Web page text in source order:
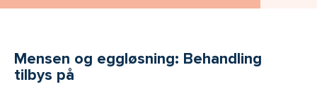
Mensen og eggløsning: Behandling
tilbys på